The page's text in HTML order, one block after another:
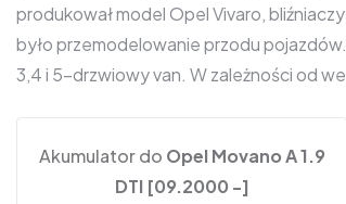
produkował model Opel Vivaro,
było przemodelowanie przodu
3,4 i 5-drzwiowy van. W zależności od
Akumulator do Opel Movano A 1.9
DTI [09.2000 -]